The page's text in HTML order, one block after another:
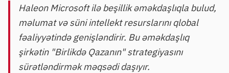
Haleon Microsoft ilə beşillik əməkdaşlıqla bulud,
məlumat və süni intellekt resurslarını qlobal
fəaliyyətində genişləndirir. Bu əməkdaşlıq
şirkətin "Birlikdə Qazanın" strategiyasını
sürətləndirmək məqsədi daşıyır.